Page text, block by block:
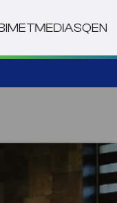
MEDIASQEN